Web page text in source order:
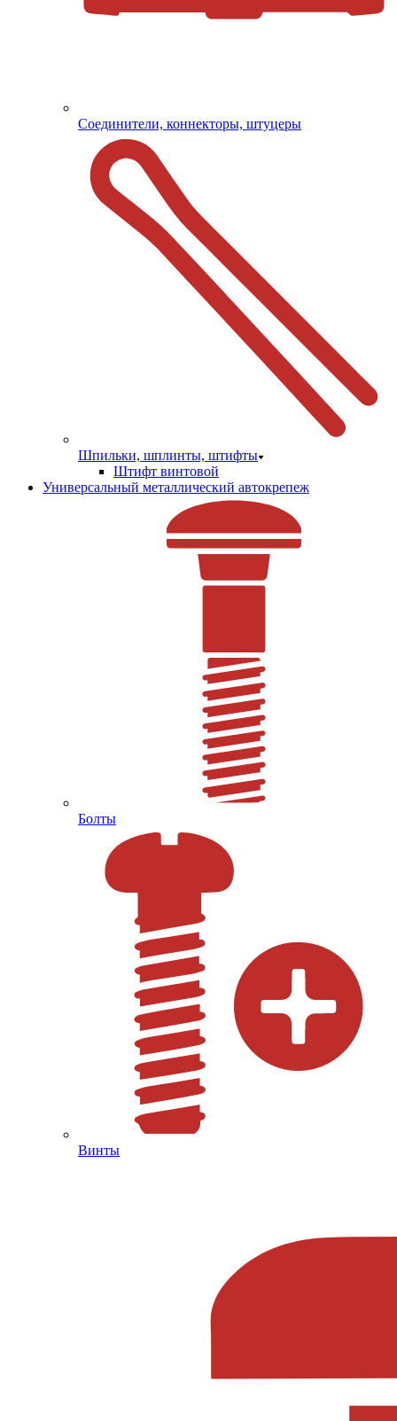
Соединители, коннекторы, штуцеры
Шпильки, шплинты, штифты
Штифт винтовой
Универсальный металлический автокрепеж
Болты
Винты